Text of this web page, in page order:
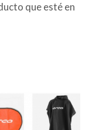
que esté en